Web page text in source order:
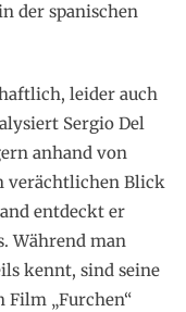
der spanischen
leider auch
Sergio Del
anhand von
verächtlichen Blick
entdeckt er
Während man
kennt, sind seine
Film „Furchen“